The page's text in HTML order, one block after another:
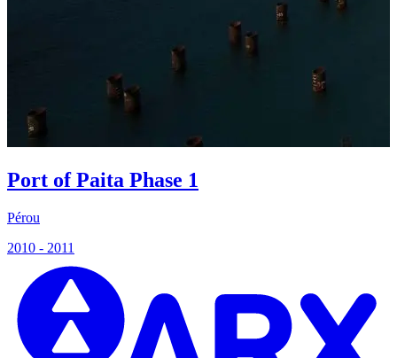
Port of Paita Phase 1
Pérou
2010 - 2011